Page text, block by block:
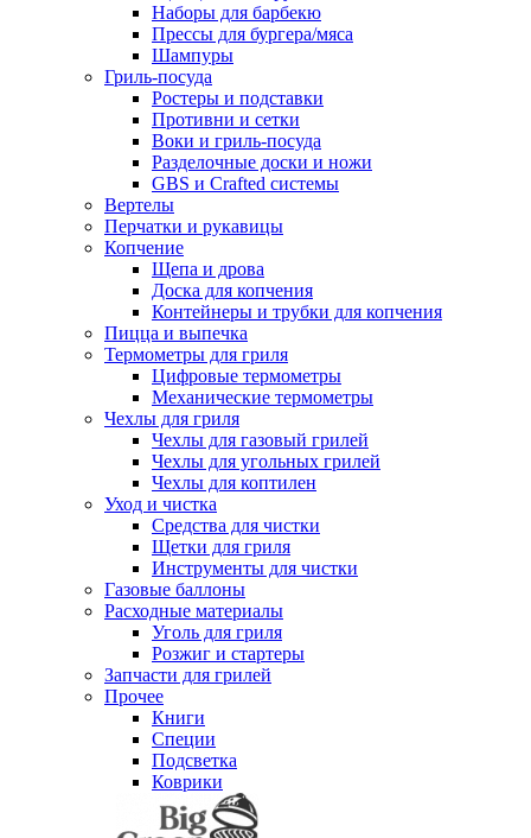
Наборы для барбекю
Прессы для бургера/мяса
Шампуры
Гриль-посуда
Ростеры и подставки
Противни и сетки
Воки и гриль-посуда
Разделочные доски и ножи
GBS и Crafted системы
Вертелы
Перчатки и рукавицы
Копчение
Щепа и дрова
Доска для копчения
Контейнеры и трубки для копчения
Пицца и выпечка
Термометры для гриля
Цифровые термометры
Механические термометры
Чехлы для гриля
Чехлы для газовый грилей
Чехлы для угольных грилей
Чехлы для коптилен
Уход и чистка
Средства для чистки
Щетки для гриля
Инструменты для чистки
Газовые баллоны
Расходные материалы
Уголь для гриля
Розжиг и стартеры
Запчасти для грилей
Прочее
Книги
Специи
Подсветка
Коврики